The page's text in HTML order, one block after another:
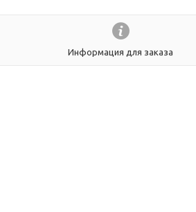
Информация для заказа